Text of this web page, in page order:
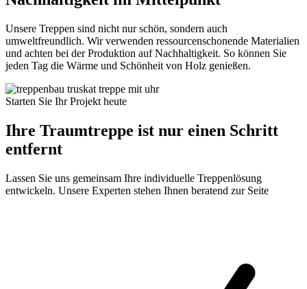
Unsere Treppen sind nicht nur schön, sondern auch
umweltfreundlich. Wir verwenden ressourcenschonende Materialien
und achten bei der Produktion auf Nachhaltigkeit. So können Sie
jeden Tag die Wärme und Schönheit von Holz genießen.
Starten Sie Ihr Projekt heute
Ihre Traumtreppe ist nur einen Schritt
entfernt
Lassen Sie uns gemeinsam Ihre individuelle Treppenlösung
entwickeln. Unsere Experten stehen Ihnen beratend zur Seite